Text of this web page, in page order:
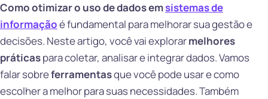
Como otimizar o uso de dados emsistemas de
informaçãoé fundamental para melhorar sua gestão e
decisões. Neste artigo, você vai explorarmelhores
práticaspara coletar, analisar e integrar dados. Vamos
falar sobreferramentasque você pode usar e como
escolher a melhor para suas necessidades. Também